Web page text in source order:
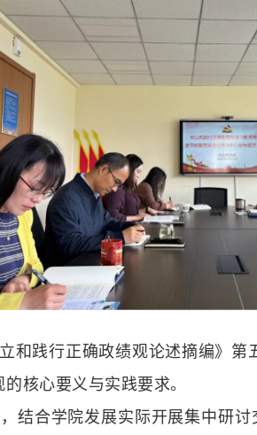
和践行正确政绩观论述摘编》
核心要义与实践要求。
结合学院发展实际开展集中研